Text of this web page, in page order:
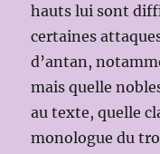
hauts lui sont
certaines
d’antan,
mais quelle
au texte, quelle
monologue du